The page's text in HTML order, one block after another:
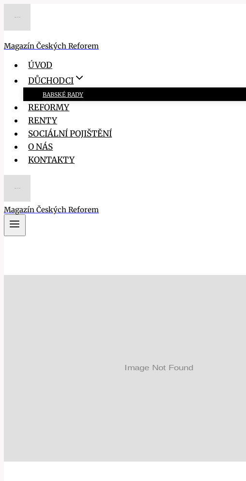
Magazín Českých Reforem
ÚVOD
DŮCHODCI
BABSKÉ RADY
REFORMY
RENTY
SOCIÁLNÍ POJIŠTĚNÍ
O NÁS
KONTAKTY
Magazín Českých Reforem